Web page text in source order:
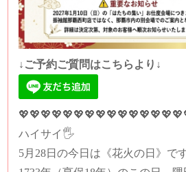
↓ご予約ご質問はこちらより↓
ハイサイ🖐️
5月28日の今日は《花火の日》で